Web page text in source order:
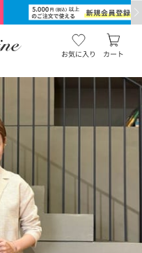
お気に入り カート